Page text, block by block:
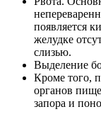
появляется
желудке
слизью.
Выделение
Кроме того,
органов
запора и